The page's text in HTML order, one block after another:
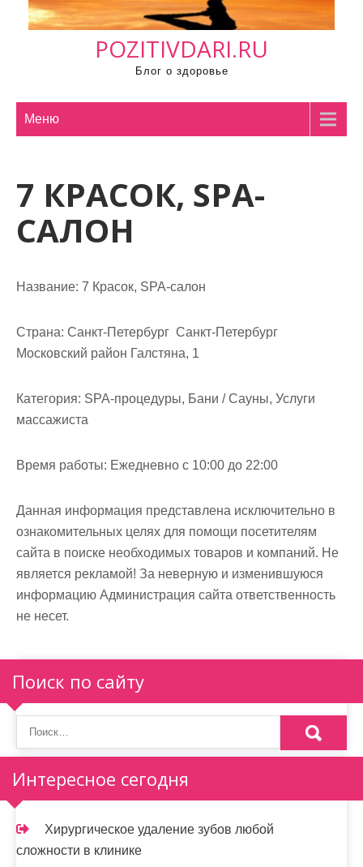
POZITIVDARI.RU
Блог о здоровье
Меню
7 КРАСОК, SPA-
САЛОН
Название: 7 Красок, SPA-салон
Страна: Санкт-Петербург Санкт-Петербург
Московский район Галстяна, 1
Категория: SPA-процедуры, Бани / Сауны, Услуги
массажиста
Время работы: Ежедневно с 10:00 до 22:00
Данная информация представлена исключительно в
ознакомительных целях для помощи посетителям
сайта в поиске необходимых товаров и компаний. Не
является рекламой! За неверную и изменившуюся
информацию Администрация сайта ответственность
не несет.
Поиск по сайту
Интересное сегодня
Хирургическое удаление зубов любой
сложности в клинике